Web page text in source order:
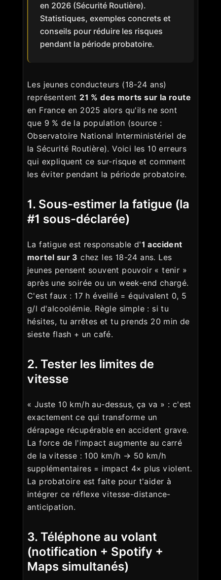
en 2026 (Sécurité Routière).
Statistiques, exemples concrets et
conseils pour réduire les risques
pendant la période probatoire.
Les jeunes conducteurs (18-24 ans)
représentent 21 % des morts sur la route
en France en 2025 alors qu'ils ne sont
que 9 % de la population (source :
Observatoire National Interministériel de
la Sécurité Routière). Voici les 10 erreurs
qui expliquent ce sur-risque et comment
les éviter pendant la période probatoire.
1. Sous-estimer la fatigue (la
#1 sous-déclarée)
La fatigue est responsable d'1 accident
mortel sur 3 chez les 18-24 ans. Les
jeunes pensent souvent pouvoir « tenir »
après une soirée ou un week-end chargé.
C'est faux : 17 h éveillé = équivalent 0, 5
g/l d'alcoolémie. Règle simple : si tu
hésites, tu arrêtes et tu prends 20 min de
sieste flash + un café.
2. Tester les limites de
vitesse
« Juste 10 km/h au-dessus, ça va » : c'est
exactement ce qui transforme un
dérapage récupérable en accident grave.
La force de l'impact augmente au carré
de la vitesse : 100 km/h → 50 km/h
supplémentaires = impact 4× plus violent.
La probatoire est faite pour t'aider à
intégrer ce réflexe vitesse-distance-
anticipation.
3. Téléphone au volant
(notification + Spotify +
Maps simultanés)